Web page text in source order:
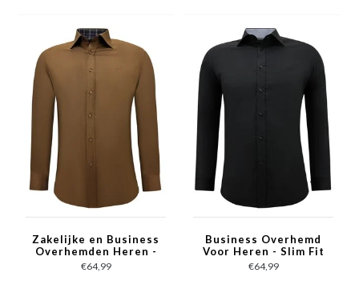
Zakelijke en Business
Overhemden Heren -
Slim Fit Blouse
Stretch - Bruin
€64,99
Business Overhemd
Voor Heren - Slim Fit
Blouse Stretch -
Zwart
€64,99